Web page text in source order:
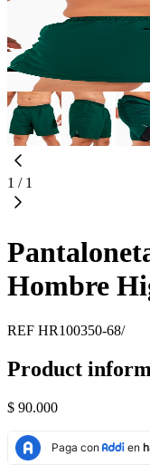
1 / 1
Hombre
REF HR100350-68/
Product
$ 90.000